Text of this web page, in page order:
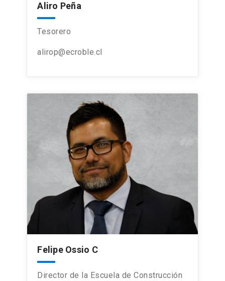
Aliro Peña
Tesorero
alirop@ecroble.cl
Felipe Ossio C
Director de la Escuela de Construcción